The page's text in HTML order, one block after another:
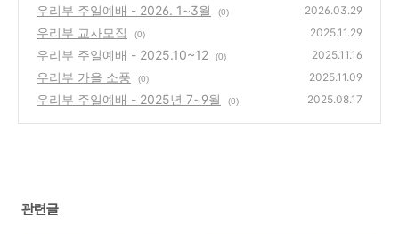
우리부 주일예배 - 2026. 1~3월 (0) 2026.03.29
우리부 교사모집 (0) 2025.11.29
우리부 주일예배 - 2025.10~12 (0) 2025.11.16
우리부 가을 소풍 (0) 2025.11.09
우리부 주일예배 - 2025년 7~9월 (0) 2025.08.17
관련글